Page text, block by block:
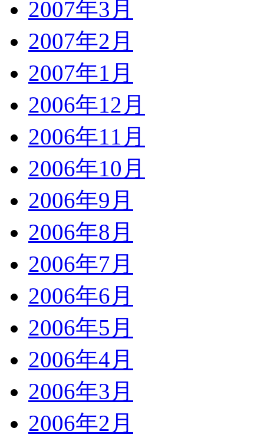
2007年3月
2007年2月
2007年1月
2006年12月
2006年11月
2006年10月
2006年9月
2006年8月
2006年7月
2006年6月
2006年5月
2006年4月
2006年3月
2006年2月